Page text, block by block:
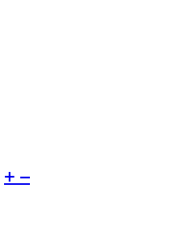
+ –